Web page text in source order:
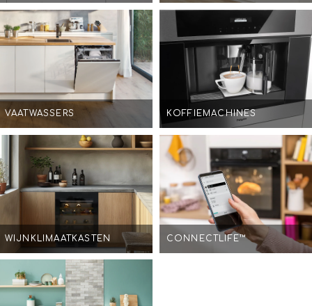
VAATWASSERS KOFFIEMACHINES
WIJNKLIMAATKASTEN CONNECTLIFE™